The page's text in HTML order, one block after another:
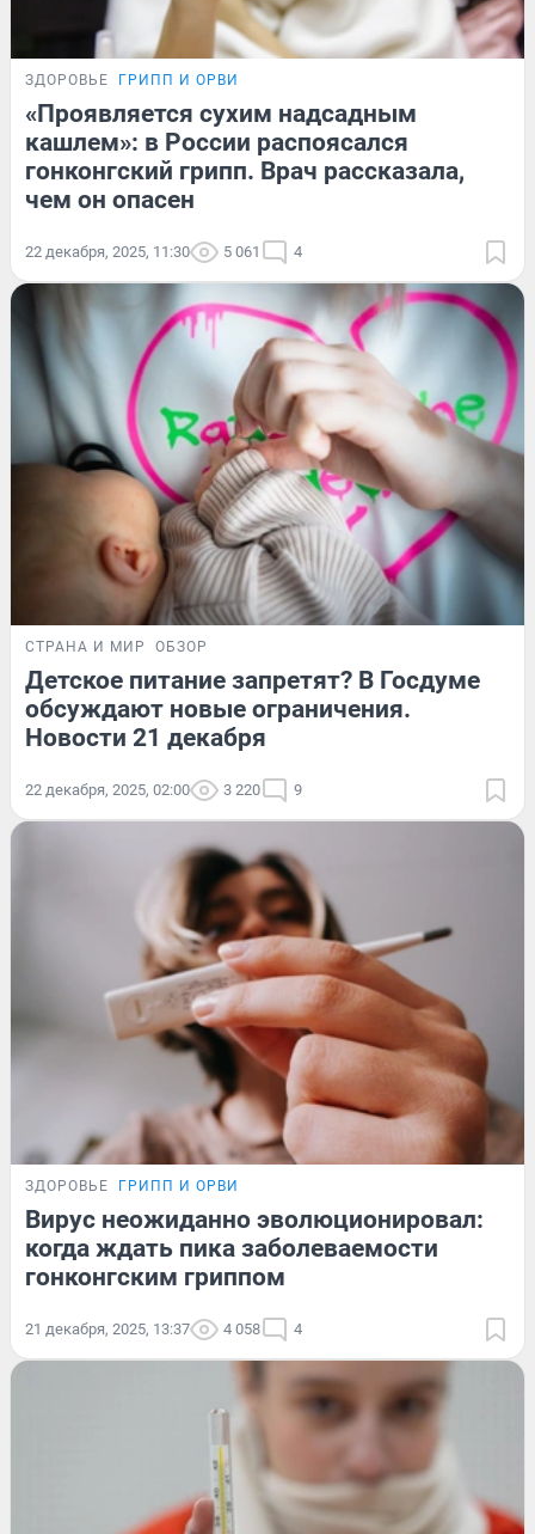
ЗДОРОВЬЕ ГРИПП И ОРВИ
«Проявляется сухим надсадным
кашлем»: в России распоясался
гонконгский грипп. Врач рассказала,
чем он опасен
22 декабря, 2025, 11:30 5 061 4
СТРАНА И МИР ОБЗОР
Детское питание запретят? В Госдуме
обсуждают новые ограничения.
Новости 21 декабря
22 декабря, 2025, 02:00 3 220 9
ЗДОРОВЬЕ ГРИПП И ОРВИ
Вирус неожиданно эволюционировал:
когда ждать пика заболеваемости
гонконгским гриппом
21 декабря, 2025, 13:37 4 058 4